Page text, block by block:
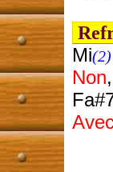
Mi(2)
Non